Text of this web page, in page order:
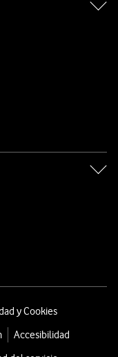
y Cookies
Accesibilidad